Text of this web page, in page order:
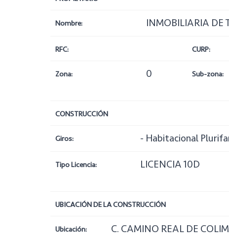
Nombre: INMOBILIARIA DE
RFC: CURP:
Zona: 0 Sub-zona:
CONSTRUCCIÓN
Giros: - Habitacional
Tipo Licencia: LICENCIA 10D
UBICACIÓN DE LA CONSTRUCCIÓN
Ubicación: C. CAMINO REAL DE